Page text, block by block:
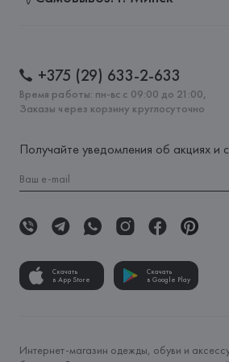
+375 (29) 633-2-633
Время работы: пн-вс с 09:00 до 21:00,
Заказы через корзину круглосуточно
Получайте уведомления об акциях и
Скачать
в App Store
Скачать
в Google Play
Интернет-магазин одежды, обуви и